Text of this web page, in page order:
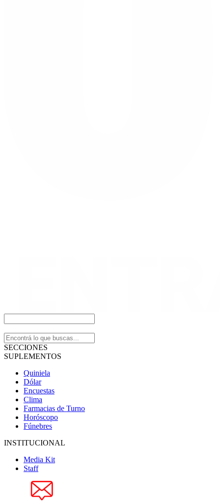
SECCIONES
SUPLEMENTOS
Quiniela
Dólar
Encuestas
Clima
Farmacias de Turno
Horóscopo
Fúnebres
INSTITUCIONAL
Media Kit
Staff